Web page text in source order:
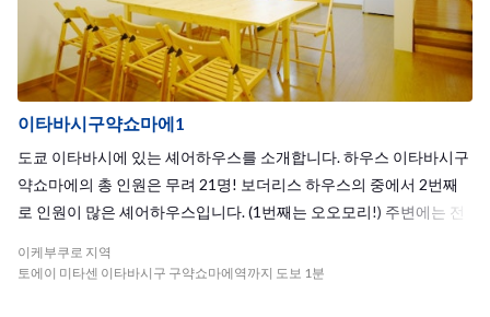
이타바시구약쇼마에1
도쿄 이타바시에 있는 셰어하우스를 소개합니다. 하우스 이타바시구
약쇼마에의 총 인원은 무려 21명! 보더리스 하우스의 중에서 2번째
로 인원이 많은 셰어하우스입니다. (1번째는 오오모리!) 주변에는 전
다양한 국적의 친구들을 만날 수 있다는 점. 서로 자극을 주고 받고,
이케부쿠로 지역
토에이 미타센 이타바시구 구약쇼마에역까지 도보 1분